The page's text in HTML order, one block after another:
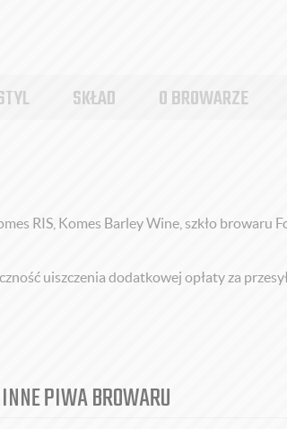
SKŁAD O BROWARZE
RIS, Komes Barley Wine, szkło browaru
uiszczenia dodatkowej opłaty za
INNE PIWA BROWARU